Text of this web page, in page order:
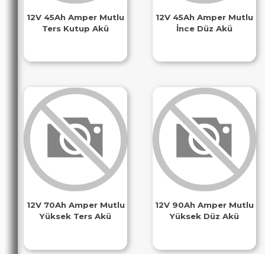
12V 45Ah Amper Mutlu
Ters Kutup Akü
12V 45Ah Amper Mutlu
İnce Düz Akü
12V 70Ah Amper Mutlu
Yüksek Ters Akü
12V 90Ah Amper Mutlu
Yüksek Düz Akü